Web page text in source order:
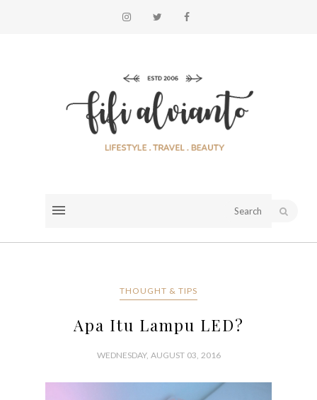
THOUGHT & TIPS
Apa Itu Lampu LED?
WEDNESDAY, AUGUST 03, 2016